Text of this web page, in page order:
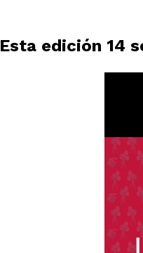
Esta edición 14